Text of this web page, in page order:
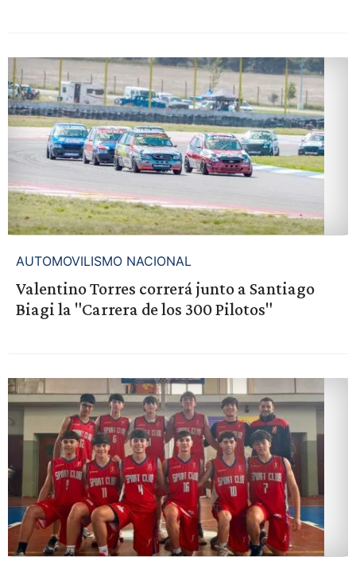
AUTOMOVILISMO NACIONAL
Valentino Torres correrá junto a Santiago
Biagi la "Carrera de los 300 Pilotos"